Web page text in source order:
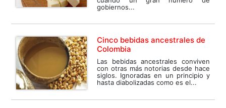
gobiernos...
Cinco bebidas ancestrales de
Colombia
Las bebidas ancestrales conviven
con otras más notorias desde hace
siglos. Ignoradas en un principio y
hasta diabolizadas como es el...